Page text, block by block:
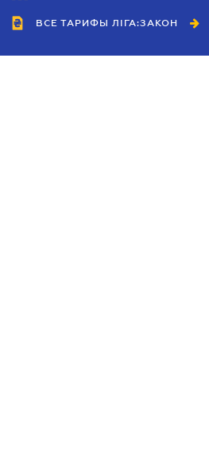
ВСЕ ТАРИФЫ ЛІГА:ЗАКОН